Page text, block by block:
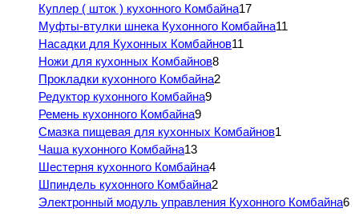
Куплер ( шток ) кухонного Комбайна17
Муфты-втулки шнека Кухонного Комбайна11
Насадки для Кухонных Комбайнов11
Ножи для кухонных Комбайнов8
Прокладки кухонного Комбайна2
Редуктор кухонного Комбайна9
Ремень кухонного Комбайна9
Смазка пищевая для кухонных Комбайнов1
Чаша кухонного Комбайна13
Шестерня кухонного Комбайна4
Шпиндель кухонного Комбайна2
Электронный модуль управления Кухонного Комбайна6